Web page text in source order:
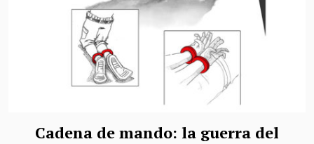
Cadena de mando: la guerra del